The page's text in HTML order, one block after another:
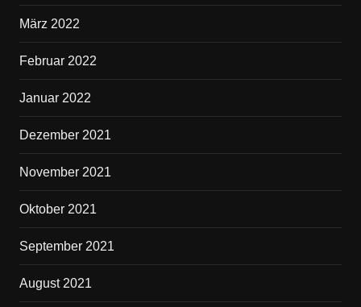
März 2022
Februar 2022
Januar 2022
Dezember 2021
November 2021
Oktober 2021
September 2021
August 2021